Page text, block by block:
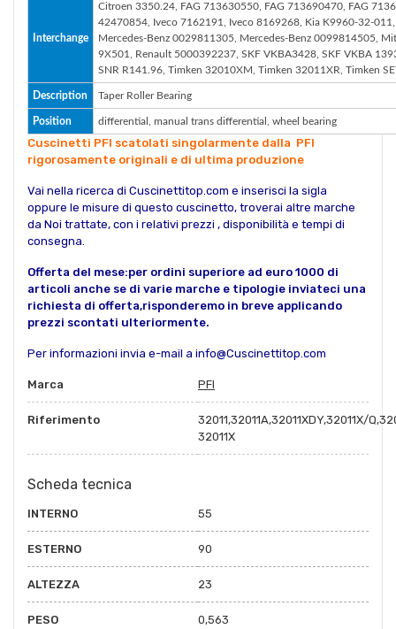
Interchange
Citroen 3350.24, FAG 713630550, FAG 713690470, FAG
42470854, Iveco 7162191, Iveco 8169268, Kia K9960-32-
Mercedes-Benz 0029811305, Mercedes-Benz 0099814505,
9X501, Renault 5000392237, SKF VKBA3428, SKF VKBA
SNR R141.96, Timken 32010XM, Timken 32011XR, Timken
Description Taper Roller Bearing
Position differential, manual trans differential, wheel bearing
Cuscinetti PFI scatolati singolarmente dalla PFI
rigorosamente originali e di ultima produzione
Vai nella ricerca di Cuscinettitop.com e inserisci la sigla
oppure le misure di questo cuscinetto, troverai altre marche
da Noi trattate, con i relativi prezzi , disponibilità e tempi di
consegna.
Offerta del mese:per ordini superiore ad euro 1000 di
articoli anche se di varie marche e tipologie inviateci una
richiesta di offerta,risponderemo in breve applicando
prezzi scontati ulteriormente.
Per informazioni invia e-mail a info@Cuscinettitop.com
Marca PFI
Riferimento
32011,32011A,32011XDY,32011X/
32011X
Scheda tecnica
INTERNO 55
ESTERNO 90
ALTEZZA 23
PESO 0,563